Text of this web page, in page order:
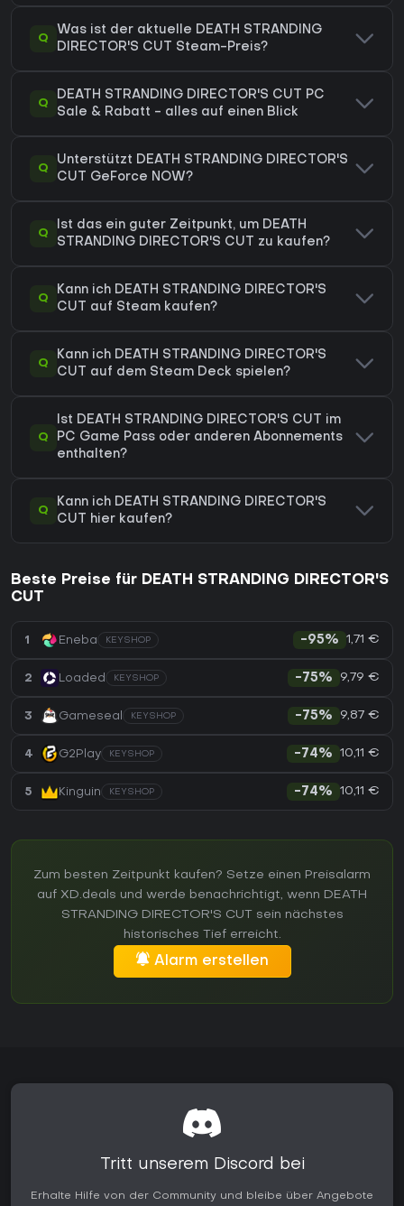
Q
Was ist der aktuelle DEATH STRANDING
DIRECTOR'S CUT Steam-Preis?
Q
DEATH STRANDING DIRECTOR'S CUT PC
Sale & Rabatt - alles auf einen Blick
Q
Unterstützt DEATH STRANDING DIRECTOR'S
CUT GeForce NOW?
Q
Ist das ein guter Zeitpunkt, um DEATH
STRANDING DIRECTOR'S CUT zu kaufen?
Q
Kann ich DEATH STRANDING DIRECTOR'S
CUT auf Steam kaufen?
Q
Kann ich DEATH STRANDING DIRECTOR'S
CUT auf dem Steam Deck spielen?
Q
Ist DEATH STRANDING DIRECTOR'S CUT im
PC Game Pass oder anderen Abonnements
enthalten?
Q
Kann ich DEATH STRANDING DIRECTOR'S
CUT hier kaufen?
Beste Preise für DEATH STRANDING DIRECTOR'S
CUT
1 Eneba KEYSHOP -95% 1,71 €
2 Loaded KEYSHOP -75% 9,79 €
3 Gameseal KEYSHOP -75% 9,87 €
4 G2Play KEYSHOP -74% 10,11 €
5 Kinguin KEYSHOP -74% 10,11 €
Zum besten Zeitpunkt kaufen? Setze einen Preisalarm
auf XD.deals und werde benachrichtigt, wenn DEATH
STRANDING DIRECTOR'S CUT sein nächstes
historisches Tief erreicht.
Alarm erstellen
Tritt unserem Discord bei
Erhalte Hilfe von der Community und bleibe über Angebote